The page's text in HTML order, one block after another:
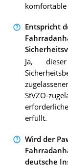
komfortable
Entspricht
Ja,
StVZO-
erfüllt.
Wird der
deutsche